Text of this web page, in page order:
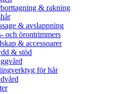
& rakning
& avslappning
och örontrimmers
& accessoarer
& stöd
för hår